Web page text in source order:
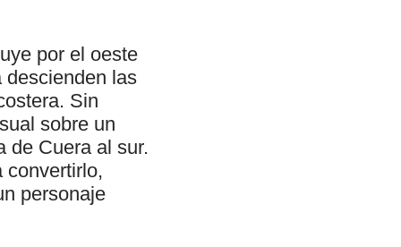
por el oeste
descienden las
Sin
sobre un
de Cuera al sur.
convertirlo,
personaje